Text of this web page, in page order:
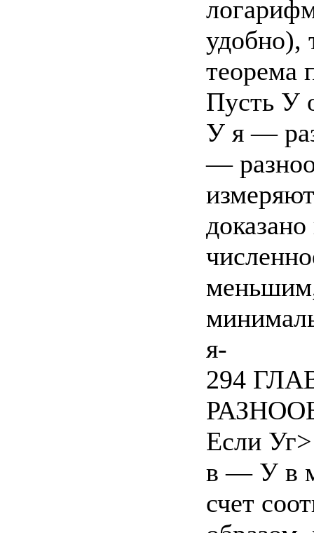
удобно),
теорема
Пусть У
У я —
—
я-
294
Если
в — У в
счет